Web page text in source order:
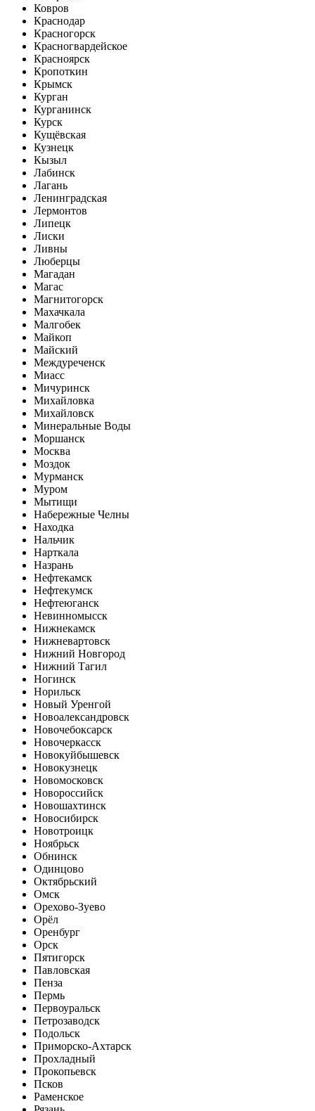
Ковров
Краснодар
Красногорск
Красногвардейское
Красноярск
Кропоткин
Крымск
Курган
Курганинск
Курск
Кущёвская
Кузнецк
Кызыл
Лабинск
Лагань
Ленинградская
Лермонтов
Липецк
Лиски
Ливны
Люберцы
Магадан
Магас
Магнитогорск
Махачкала
Малгобек
Майкоп
Майский
Междуреченск
Миасс
Мичуринск
Михайловка
Михайловск
Минеральные Воды
Моршанск
Москва
Моздок
Мурманск
Муром
Мытищи
Набережные Челны
Находка
Нальчик
Нарткала
Назрань
Нефтекамск
Нефтекумск
Нефтеюганск
Невинномысск
Нижнекамск
Нижневартовск
Нижний Новгород
Нижний Тагил
Ногинск
Норильск
Новый Уренгой
Новоалександровск
Новочебоксарск
Новочеркасск
Новокуйбышевск
Новокузнецк
Новомосковск
Новороссийск
Новошахтинск
Новосибирск
Новотроицк
Ноябрьск
Обнинск
Одинцово
Октябрьский
Омск
Орехово-Зуево
Орёл
Оренбург
Орск
Пятигорск
Павловская
Пенза
Пермь
Первоуральск
Петрозаводск
Подольск
Приморско-Ахтарск
Прохладный
Прокопьевск
Псков
Раменское